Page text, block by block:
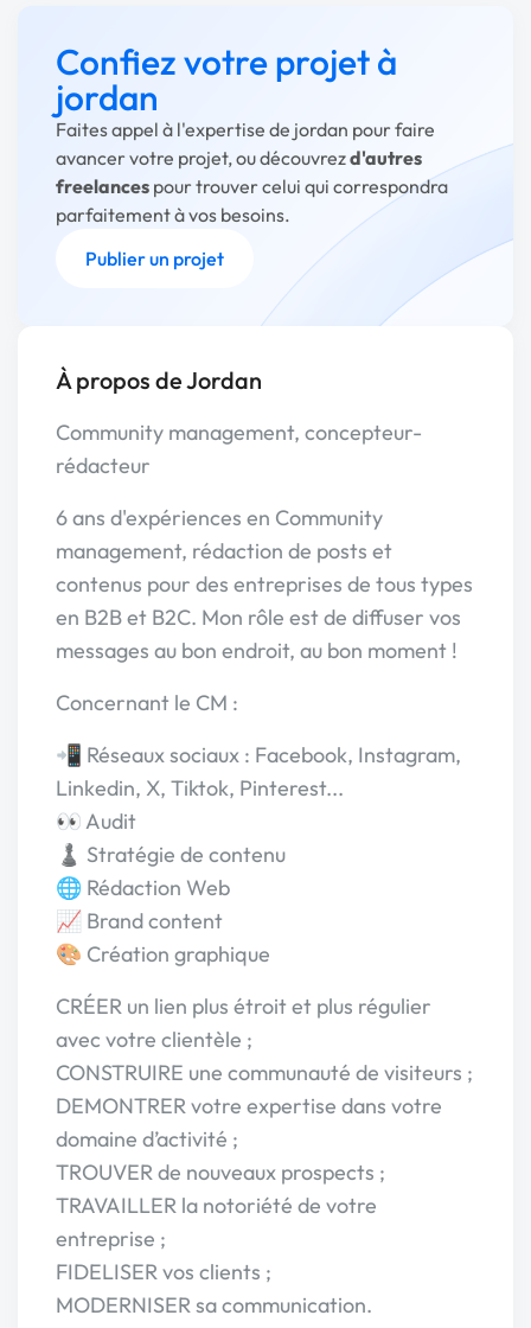
Confiez votre projet à
jordan
Faites appel à l'expertise de jordan pour faire
avancer votre projet, ou découvrezd'autres
freelances pour trouver celui qui correspondra
parfaitement à vos besoins.
Publier un projet
À propos de Jordan
Community management, concepteur-
rédacteur
6 ans d'expériences en Community
management, rédaction de posts et
contenus pour des entreprises de tous types
en B2B et B2C. Mon rôle est de diffuser vos
messages au bon endroit, au bon moment !
Concernant le CM :
📲 Réseaux sociaux : Facebook, Instagram,
Linkedin, X, Tiktok, Pinterest...
👀 Audit
♟️ Stratégie de contenu
🌐 Rédaction Web
📈 Brand content
🎨 Création graphique
CRÉER un lien plus étroit et plus régulier
avec votre clientèle ;
CONSTRUIRE une communauté de visiteurs ;
DEMONTRER votre expertise dans votre
domaine d’activité ;
TROUVER de nouveaux prospects ;
TRAVAILLER la notoriété de votre
entreprise ;
FIDELISER vos clients ;
MODERNISER sa communication.